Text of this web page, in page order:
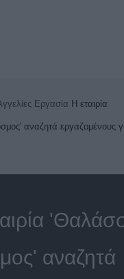
Εργασία Η εταιρία
αναζητά εργαζoμένους
αναζητά